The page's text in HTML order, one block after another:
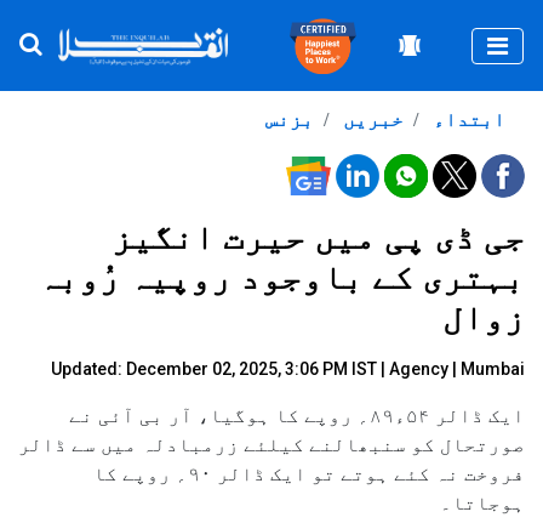
بزنس خبریں ابتداء
جی ڈی پی میں حیرت انگیز
بہتری کے باوجود روپیہ رُوبہ
زوال
Updated: December 02, 2025, 3:06 PM IST | Agency | Mumbai
ایک ڈالر ۵۴ء۸۹؍ روپے کا ہوگیا، آر بی آئی نے
صورتحال کو سنبھالنے کیلئے زرمبادلہ میں سے ڈالر
فروخت نہ کئے ہوتے تو ایک ڈالر ۹۰؍ روپے کا
ہوجاتا۔